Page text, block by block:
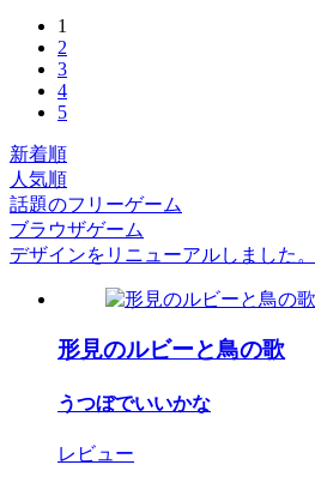
1
2
3
4
5
新着順
人気順
話題のフリーゲーム
ブラウザゲーム
デザインをリニューアルしました。
形見のルビーと鳥の歌
うつぼでいいかな
レビュー